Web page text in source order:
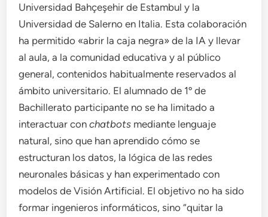
Universidad Bahçeşehir de Estambul y la
Universidad de Salerno en Italia. Esta colaboración
ha permitido «abrir la caja negra» de la IA y llevar
al aula, a la comunidad educativa y al público
general, contenidos habitualmente reservados al
ámbito universitario. El alumnado de 1º de
Bachillerato participante no se ha limitado a
interactuar conchatbots mediante lenguaje
natural, sino que han aprendido cómo se
estructuran los datos, la lógica de las redes
neuronales básicas y han experimentado con
modelos de Visión Artificial. El objetivo no ha sido
formar ingenieros informáticos, sino “quitar la